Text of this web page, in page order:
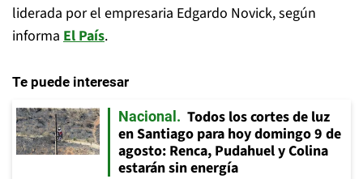
liderada por el empresaria Edgardo Novick, según
informa El País.
Te puede interesar
Nacional
Todos los cortes de luz
en Santiago para hoy domingo 9 de
agosto: Renca, Pudahuel y Colina
estarán sin energía